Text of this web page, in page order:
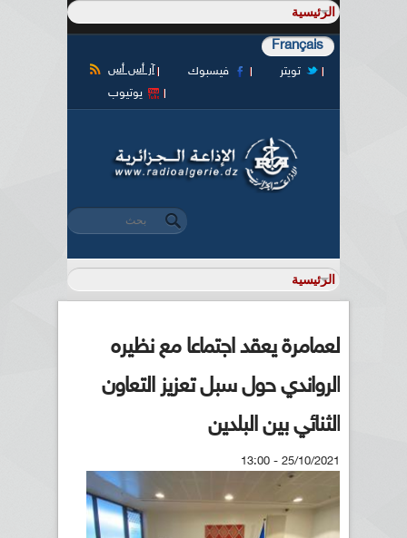
Français
آر أس أس فيسبوك
تويتر
يوتيوب
استمارة البحث
‏بحث ‏
لعمامرة يعقد اجتماعا مع نظيره
الرواندي حول سبل تعزيز التعاون
الثنائي بين البلدين
25/10/2021 - 13:00